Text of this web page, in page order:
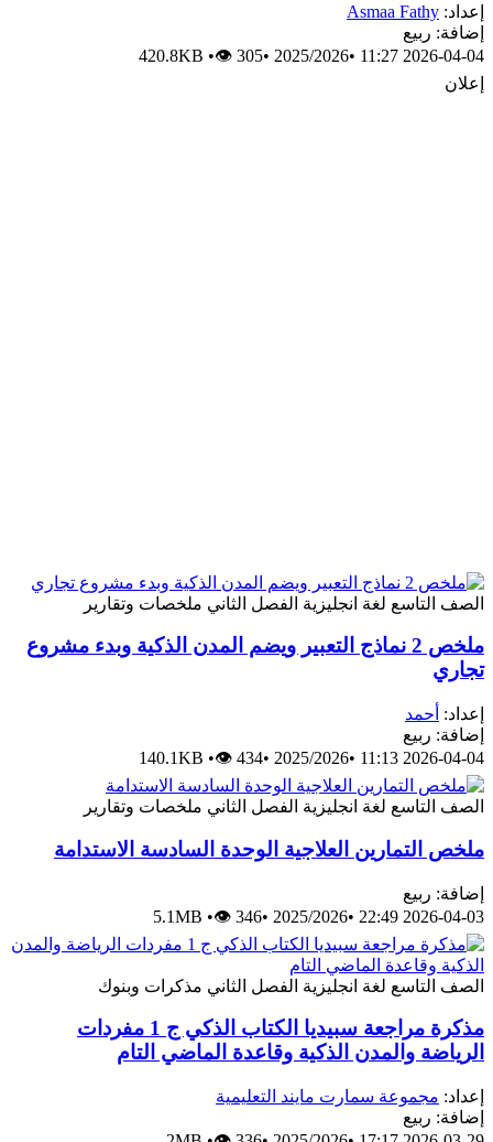
Asmaa Fathy
ربيع
2026-04-04
•
2025/2026
•
420.8KB •👁 305
التاسع لغة انجليزية الفصل الثاني ملخصات وتقارير
ملخص 2 نماذج التعبير ويضم المدن الذكية وبدء مشروع
أحمد
ربيع
2026-04-04
•
2025/2026
•
140.1KB •👁 434
التاسع لغة انجليزية الفصل الثاني ملخصات وتقارير
التمارين العلاجية الوحدة السادسة الاستدامة
ربيع
2026-04-03
•
2025/2026
•
5.1MB •👁 346
التاسع لغة انجليزية الفصل الثاني مذكرات وبنوك
مذكرة مراجعة سبيديا الكتاب الذكي ج 1 مفردات
والمدن الذكية وقاعدة الماضي التام
مجموعة سمارت مايند التعليمية
ربيع